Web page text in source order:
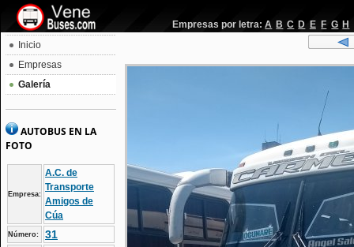
Empresas por letra: A B C D E F G H
Inicio
Empresas
Galería
AUTOBUS EN LA
FOTO
Empresa:
A.C. de
Transporte
Amigos de
Cúa
Número: 31